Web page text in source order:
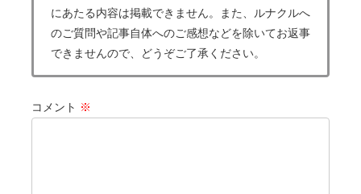
にあたる内容は掲載できません。また、ルナクルへ
のご質問や記事自体へのご感想などを除いてお返事
できませんので、どうぞご了承ください。
コメント ※